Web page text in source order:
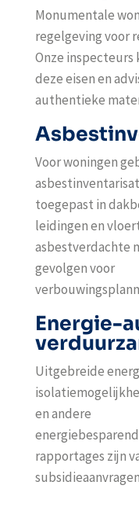
Monumentale
regelgeving voor
Onze inspecteurs
deze eisen en
authentieke
Voor woningen
toegepast in
leidingen en
asbestverdachte
gevolgen voor
Energie-
Uitgebreide
en andere
rapportages zijn